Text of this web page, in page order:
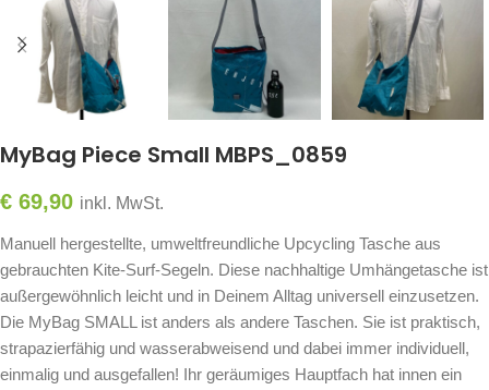
MyBag Piece Small MBPS_0859
€ 69,90 inkl. MwSt.
Manuell hergestellte, umweltfreundliche Upcycling Tasche aus
gebrauchten Kite-Surf-Segeln. Diese nachhaltige Umhängetasche ist
außergewöhnlich leicht und in Deinem Alltag universell einzusetzen.
Die MyBag SMALL ist anders als andere Taschen. Sie ist praktisch,
strapazierfähig und wasserabweisend und dabei immer individuell,
einmalig und ausgefallen! Ihr geräumiges Hauptfach hat innen ein